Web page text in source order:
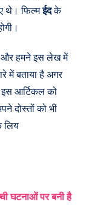
थे। फिल्मईदके
और हमने इस लेख में
में बताया है अगर
आर्टिकल को
को भी
लिय
पर बनी है